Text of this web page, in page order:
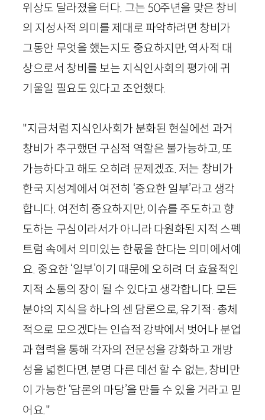
위상도 달라졌을 터다. 그는 50주년을 맞은 창비
의 지성사적 의미를 제대로 파악하려면 창비가
그동안 무엇을 했는지도 중요하지만, 역사적 대
상으로서 창비를 보는 지식인사회의 평가에 귀
기울일 필요도 있다고 조언했다.
"지금처럼 지식인사회가 분화된 현실에선 과거
창비가 추구했던 구심적 역할은 불가능하고, 또
가능하다고 해도 오히려 문제겠죠. 저는 창비가
한국 지성계에서 여전히 ‘중요한 일부’라고 생각
합니다. 여전히 중요하지만, 이슈를 주도하고 향
도하는 구심이라서가 아니라 다원화된 지적 스펙
트럼 속에서 의미있는 한몫을 한다는 의미에서예
요. 중요한 ‘일부’이기 때문에 오히려 더 효율적인
지적 소통의 장이 될 수 있다고 생각합니다. 모든
분야의 지식을 하나의 센 담론으로, 유기적 · 총체
적으로 모으겠다는 인습적 강박에서 벗어나 분업
과 협력을 통해 각자의 전문성을 강화하고 개방
성을 넓힌다면, 분명 다른 데선 할 수 없는, 창비만
이 가능한 ‘담론의 마당’을 만들 수 있을 거라고 믿
어요."